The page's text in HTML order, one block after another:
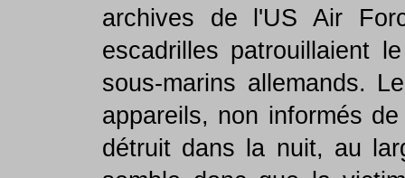
archives de l'US Air
escadrilles patrouillaient
sous-marins allemands.
appareils, non informés
détruit dans la nuit, au